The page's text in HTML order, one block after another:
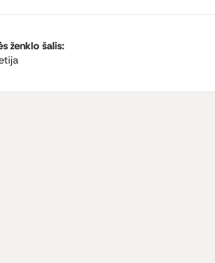
ženklo šalis: